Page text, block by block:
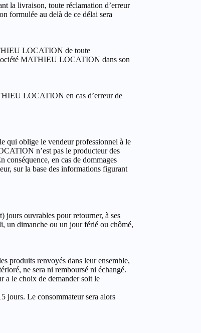
la livraison, toute réclamation d’erreur
formulée au delà de ce délai sera
LOCATION de toute
MATHIEU LOCATION dans son
LOCATION en cas d’erreur de
qui oblige le vendeur professionnel à le
n’est pas le producteur des
conséquence, en cas de dommages
sur la base des informations figurant
jours ouvrables pour retourner, à ses
un dimanche ou un jour férié ou chômé,
produits renvoyés dans leur ensemble,
ne sera ni remboursé ni échangé.
a le choix de demander soit le
jours. Le consommateur sera alors